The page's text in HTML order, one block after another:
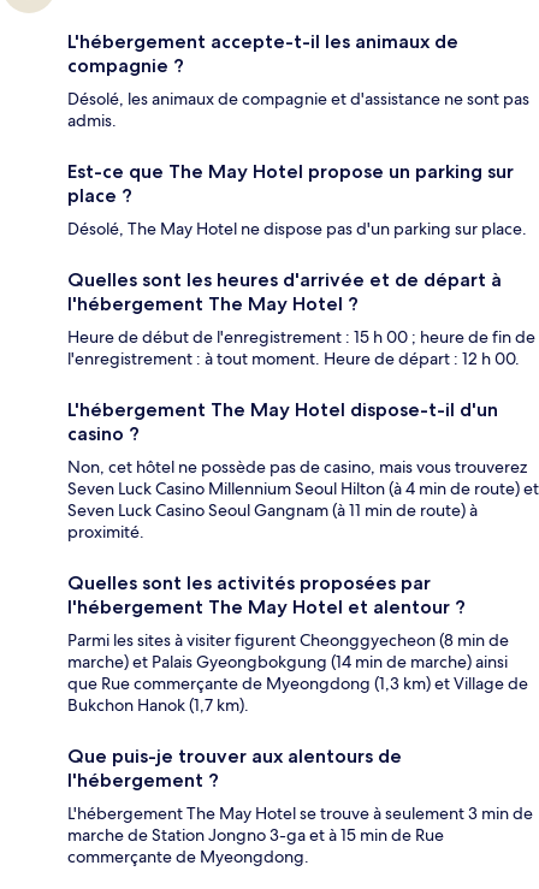
L'hébergement accepte-t-il les animaux de
compagnie ?
Désolé, les animaux de compagnie et d'assistance ne sont pas
admis.
Est-ce que The May Hotel propose un parking sur
place ?
Désolé, The May Hotel ne dispose pas d'un parking sur place.
Quelles sont les heures d'arrivée et de départ à
l'hébergement The May Hotel ?
Heure de début de l'enregistrement : 15 h 00 ; heure de fin de
l'enregistrement : à tout moment. Heure de départ : 12 h 00.
L'hébergement The May Hotel dispose-t-il d'un
casino ?
Non, cet hôtel ne possède pas de casino, mais vous trouverez
Seven Luck Casino Millennium Seoul Hilton (à 4 min de route) et
Seven Luck Casino Seoul Gangnam (à 11 min de route) à
proximité.
Quelles sont les activités proposées par
l'hébergement The May Hotel et alentour ?
Parmi les sites à visiter figurent Cheonggyecheon (8 min de
marche) et Palais Gyeongbokgung (14 min de marche) ainsi
que Rue commerçante de Myeongdong (1,3 km) et Village de
Bukchon Hanok (1,7 km).
Que puis-je trouver aux alentours de
l'hébergement ?
L'hébergement The May Hotel se trouve à seulement 3 min de
marche de Station Jongno 3-ga et à 15 min de Rue
commerçante de Myeongdong.